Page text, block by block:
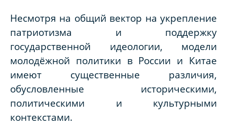
Несмотря на общий вектор на укрепление
патриотизма и поддержку
государственной идеологии, модели
молодёжной политики в России и Китае
имеют существенные различия,
обусловленные историческими,
политическими и культурными
контекстами.